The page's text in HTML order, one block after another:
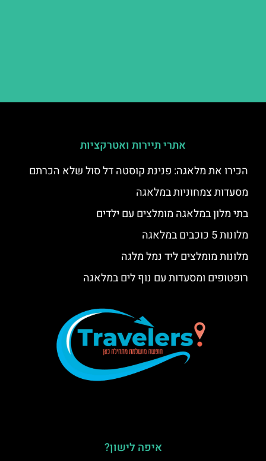
אתרי תיירות ואטרקציות
הכירו את מלאגה: פנינת קוסטה דל סול שלא הכרתם
מסעדות צמחוניות במלאגה
בתי מלון במלאגה מומלצים עם ילדים
מלונות 5 כוכבים במלאגה
מלונות מומלצים ליד נמל מלגה
רופטופים ומסעדות עם נוף לים במלאגה
איפה לישון?